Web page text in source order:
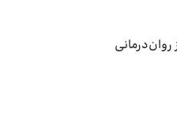
روان‌درمانی